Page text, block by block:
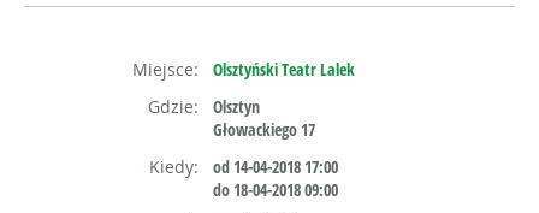
Miejsce:
Olsztyński Teatr Lalek
Gdzie:
Olsztyn
Głowackiego 17
Kiedy:
od 14-04-2018 17:00
do 18-04-2018 09:00